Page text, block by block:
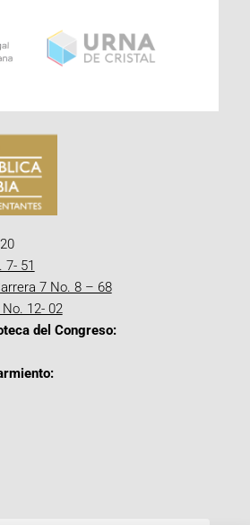
7- 51
7 No. 8 – 68
12- 02
del Congreso: